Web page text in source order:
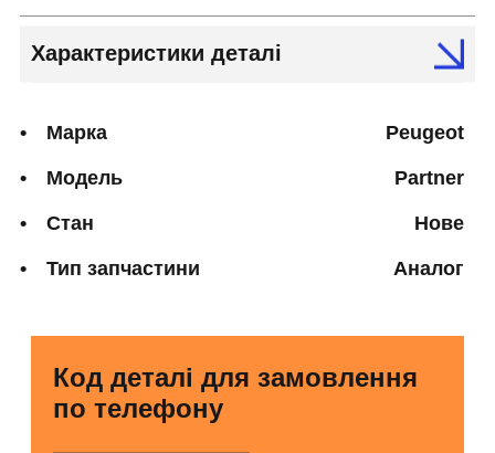
Характеристики деталі
Марка Peugeot
Модель Partner
Стан Нове
Тип запчастини Аналог
Код деталі для замовлення
по телефону